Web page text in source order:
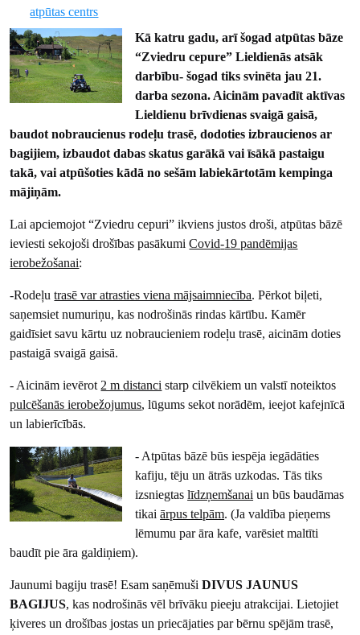
atpūtas centrs
Kā katru gadu, arī šogad atpūtas bāze
“Zviedru cepure” Lieldienās atsāk
darbību- šogad tiks svinēta jau 21.
darba sezona. Aicinām pavadīt aktīvas
Lieldienu brīvdienas svaigā gaisā,
baudot nobraucienus rodeļu trasē, dodoties izbraucienos ar
bagijiem, izbaudot dabas skatus garākā vai īsākā pastaigu
takā, vai atpūšoties kādā no sešām labiekārtotām kempinga
mājiņām.
Lai apciemojot “Zviedru cepuri” ikviens justos droši, atpūtas bāzē
ieviesti sekojoši drošības pasākumi Covid-19 pandēmijas
ierobežošanai:
-Rodeļutrasē var atrasties viena mājsaimniecība. Pērkot biļeti,
saņemsiet numuriņu, kas nodrošinās rindas kārtību. Kamēr
gaidīsiet savu kārtu uz nobraucieniem rodeļu trasē, aicinām doties
pastaigā svaigā gaisā.
- Aicinām ievērot 2 mdistanci starp cilvēkiem un valstī noteiktos
pulcēšanās ierobežojumus, lūgums sekot norādēm, ieejot kafejnīcā
un labierīcībās.
- Atpūtas bāzē būs iespēja iegādāties
kafiju, tēju un ātrās uzkodas. Tās tiks
izsniegtaslīdzņemšanai un būs baudāmas
tikaiārpus telpām. (Ja valdība pieņems
lēmumu par āra kafe, varēsiet maltīti
baudīt pie āra galdiņiem).
Jaunumi bagiju trasē! Esam saņēmušiDIVUS JAUNUS
BAGIJUS, kas nodrošinās vēl brīvāku pieeju atrakcijai. Lietojiet
ķiveres un drošības jostas un priecājaties par bērnu spējām trasē,